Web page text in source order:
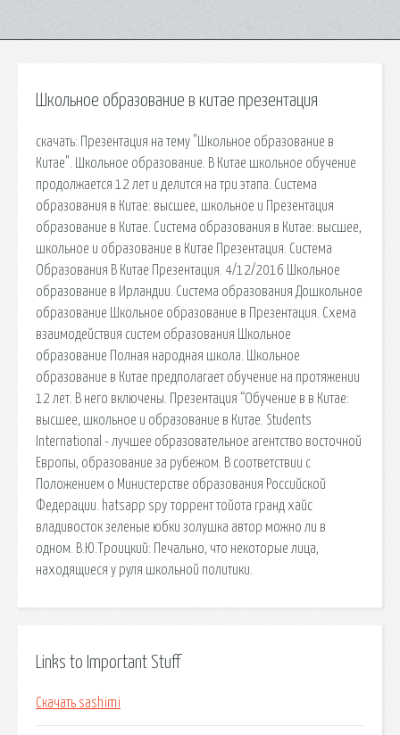
Школьное образование в китае презентация
cкачать: Презентация на тему "Школьное образование в
Китае". Школьное образование. В Китае школьное обучение
продолжается 12 лет и делится на три этапа. Система
образования в Китае: высшее, школьное и Презентация
образование в Китае. Система образования в Китае: высшее,
школьное и образование в Китае Презентация. Система
Образования В Китае Презентация. 4/12/2016 Школьное
образование в Ирландии. Система образования Дошкольное
образование Школьное образование в Презентация. Схема
взаимодействия систем образования Школьное
образование Полная народная школа. Школьное
образование в Китае предполагает обучение на протяжении
12 лет. В него включены. Презентация “Обучение в в Китае:
высшее, школьное и образование в Китае. Students
International - лучшее образовательное агентство восточной
Европы, образование за рубежом. В соответствии с
Положением о Министерстве образования Российской
Федерации. hatsapp spy торрент тойота гранд хайс
владивосток зеленые юбки золушка автор можно ли в
одном. В.Ю.Троицкий: Печально, что некоторые лица,
находящиеся у руля школьной политики.
Links to Important Stuff
Скачать sashimi